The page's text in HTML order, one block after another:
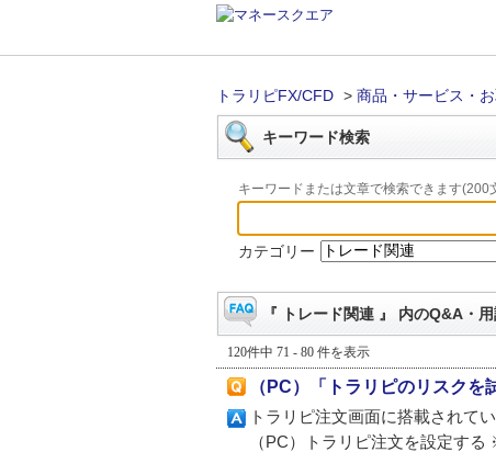
トラリピFX/CFD > 商品・サービス・
キーワード検索
キーワードまたは文章で検索できます(200
カテゴリー
『 トレード関連 』 内のQ&A・
120件中 71 - 80 件を表示
（PC）「トラリピのリスクを
トラリピ注文画面に搭載されて
（PC）トラリピ注文を設定す